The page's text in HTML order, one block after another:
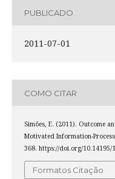
PUBLICADO
2011-07-01
COMO CITAR
Simões, E. (2011). Outcome
Motivated Information-
368. https://doi.org/10.14195/
Formatos Citação